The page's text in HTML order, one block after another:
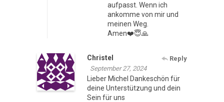
aufpasst. Wenn ich
ankomme von mir und
meinen Weg.
Amen❤️😇🙏
Christel
Reply
September 27, 2024
Lieber Michel Dankeschön für
deine Unterstützung und dein
Sein für uns